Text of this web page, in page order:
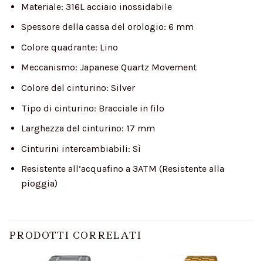
Materiale: 316L acciaio inossidabile
Spessore della cassa del orologio: 6 mm
Colore quadrante: Lino
Meccanismo: Japanese Quartz Movement
Colore del cinturino: Silver
Tipo di cinturino: Bracciale in filo
Larghezza del cinturino: 17 mm
Cinturini intercambiabili: Sì
Resistente all’acquafino a 3ATM (Resistente alla
pioggia)
PRODOTTI CORRELATI